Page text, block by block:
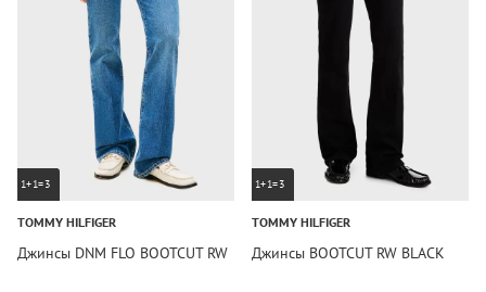
1+1=3
TOMMY HILFIGER
Джинсы DNM FLO BOOTCUT RW
1+1=3
TOMMY HILFIGER
Джинсы BOOTCUT RW BLACK